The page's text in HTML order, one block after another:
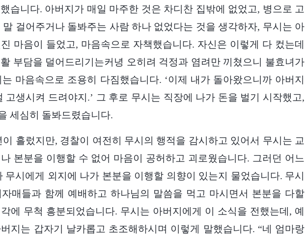
습니다. 아버지가 매일 마주한 것은 차디찬 집밖에 없었고, 병으로 고
걸어주거나 돌봐주는 사람 하나 없었다는 것을 생각하자, 무시는 아
마음이 들었고, 마음속으로 자책했습니다. 자신은 이렇게 다 컸는데
부담을 덜어드리기는커녕 오히려 걱정과 염려만 끼쳤으니 불효녀가
마음속으로 조용히 다짐했습니다. ‘이제 내가 돌아왔으니까 아버지
고생시켜 드려야지.’ 그 후로 무시는 직장에 나가 돈을 벌기 시작했고,
세심히 돌봐드렸습니다.
이 흘렀지만, 경찰이 여전히 무시의 행적을 감시하고 있어서 무시는 교
본분을 이행할 수 없어 마음이 공허하고 괴로웠습니다. 그러던 어느
무시에게 외지에 나가 본분을 이행할 의향이 있는지 물었습니다. 무시
매들과 함께 예배하고 하나님의 말씀을 먹고 마시면서 본분을 다할
에 무척 흥분되었습니다. 무시는 아버지에게 이 소식을 전했는데, 예
지는 갑자기 날카롭고 초조해하시며 이렇게 말했습니다. “네 엄마랑